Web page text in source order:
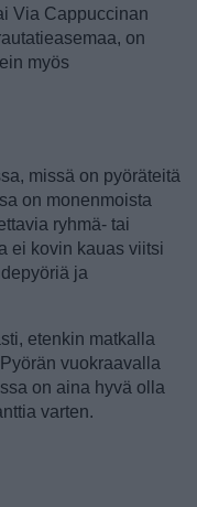
Via Cappuccinan
on
myös
missä on pyöräteitä
on monenmoista
ryhmä- tai
ei kovin kauas viitsi
ja
etenkin matkalla
vuokraavalla
on aina hyvä olla
varten.